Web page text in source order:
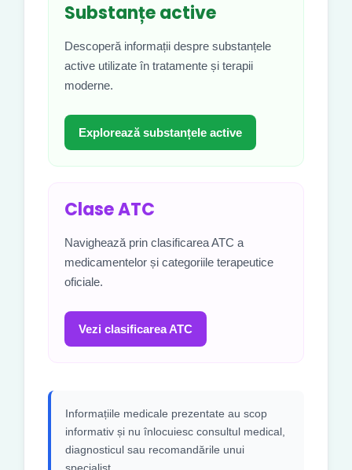
Substanțe active
Descoperă informații despre substanțele
active utilizate în tratamente și terapii
moderne.
Explorează substanțele active
Clase ATC
Navighează prin clasificarea ATC a
medicamentelor și categoriile terapeutice
oficiale.
Vezi clasificarea ATC
Informațiile medicale prezentate au scop
informativ și nu înlocuiesc consultul medical,
diagnosticul sau recomandările unui